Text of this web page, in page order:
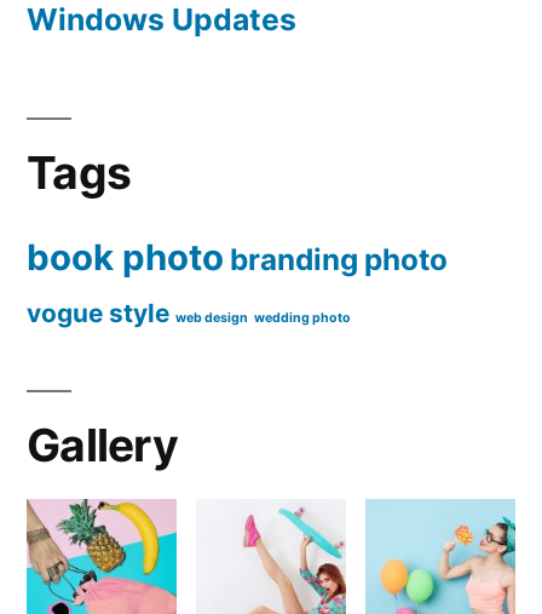
Windows Updates
Tags
book photo branding photo
vogue style web design wedding photo
Gallery